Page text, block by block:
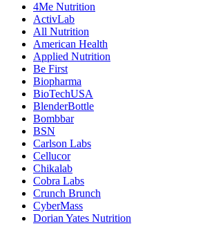
4Me Nutrition
ActivLab
All Nutrition
American Health
Applied Nutrition
Be First
Biopharma
BioTechUSA
BlenderBottle
Bombbar
BSN
Carlson Labs
Cellucor
Chikalab
Cobra Labs
Crunch Brunch
CyberMass
Dorian Yates Nutrition